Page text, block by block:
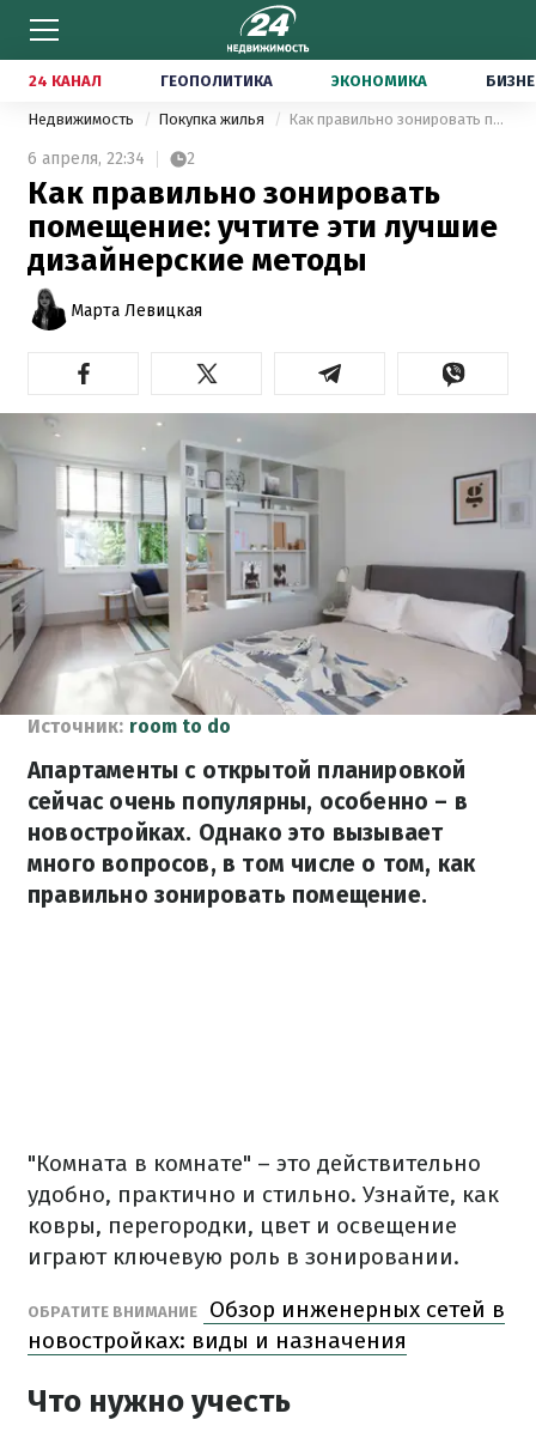
24 КАНАЛ ГЕОПОЛИТИКА ЭКОНОМИКА
Недвижимость Покупка жилья Как правильно зонировать помещение: учтите эти лучшие дизайнерские методы
6 апреля, 22:34 2
Как правильно зонировать
помещение: учтите эти лучшие
дизайнерские методы
Марта Левицкая
Источник: room to do
Апартаменты с открытой планировкой
сейчас очень популярны, особенно – в
новостройках. Однако это вызывает
много вопросов, в том числе о том, как
правильно зонировать помещение.
"Комната в комнате" – это действительно
удобно, практично и стильно. Узнайте, как
ковры, перегородки, цвет и освещение
играют ключевую роль в зонировании.
ОБРАТИТЕ ВНИМАНИЕ
Обзор инженерных сетей в
новостройках: виды и назначения
Что нужно учесть